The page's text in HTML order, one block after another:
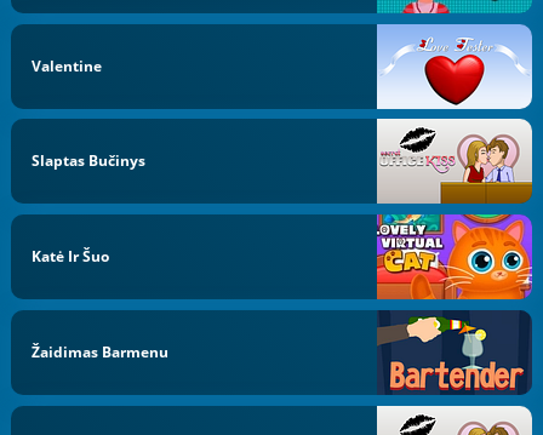
Valentine
Slaptas Bučinys
Katė Ir Šuo
Žaidimas Barmenu